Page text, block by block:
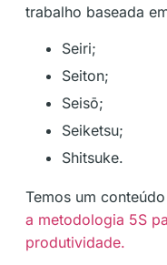
trabalho baseada
Seiri;
Seiton;
Seisō;
Seiketsu;
Shitsuke.
Temos um
a metodologia 5S
produtividade.